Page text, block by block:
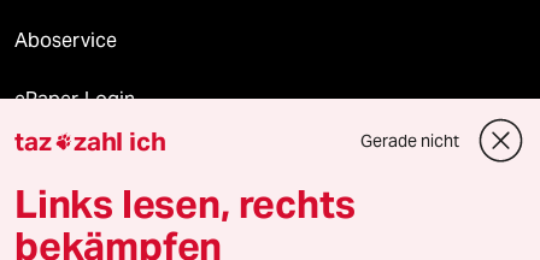
Aboservice
ePaper Login
Downloads für Abonnierende
taz zahl ich Gerade nicht
Links lesen, rechts
bekämpfen